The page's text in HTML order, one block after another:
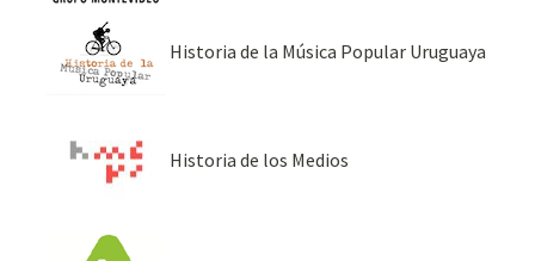
Historia de la Música Popular Uruguaya
Historia de los Medios